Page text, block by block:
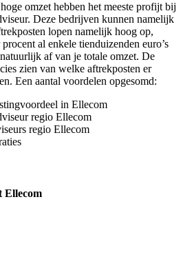
omzet hebben het meeste profijt bij
Deze bedrijven kunnen namelijk
lopen namelijk hoog op,
al enkele tienduizenden euro’s
af van je totale omzet. De
zien van welke aftrekposten er
Een aantal voordelen opgesomd:
in Ellecom
regio Ellecom
regio Ellecom
Ellecom